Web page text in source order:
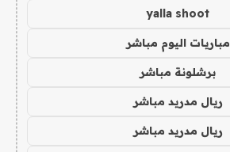
yalla shoot
مباريات اليوم مباشر
برشلونة مباشر
ريال مدريد مباشر
ريال مدريد مباشر